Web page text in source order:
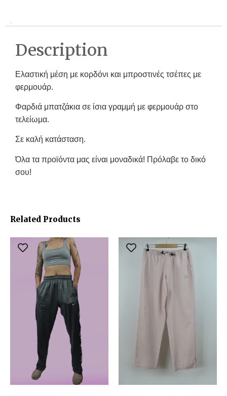
Description
Eλαστική μέση με κορδόνι και μπροστινές τσέπες με
φερμουάρ.
Φαρδιά μπατζάκια σε ίσια γραμμή με φερμουάρ στο
τελείωμα.
Σε καλή κατάσταση.
Όλα τα προϊόντα μας είναι μοναδικά! Πρόλαβε το δικό
σου!
Related Products